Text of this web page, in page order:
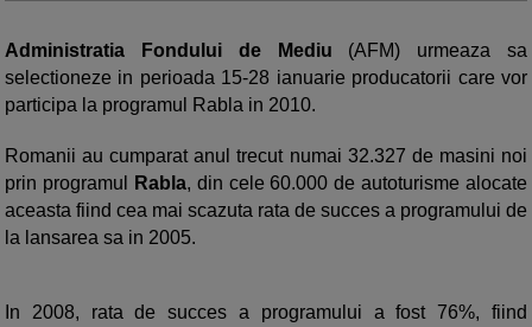
Administratia Fondului de Mediu (AFM) urmeaza sa
selectioneze in perioada 15-28 ianuarie producatorii care vor
participa la programul Rabla in 2010.
Romanii au cumparat anul trecut numai 32.327 de masini noi
prin programul
Rabla, din cele 60.000 de autoturisme alocate
aceasta fiind cea mai scazuta rata de succes a programului de
la lansarea sa in 2005.
In 2008, rata de succes a programului a fost 76%, fiind